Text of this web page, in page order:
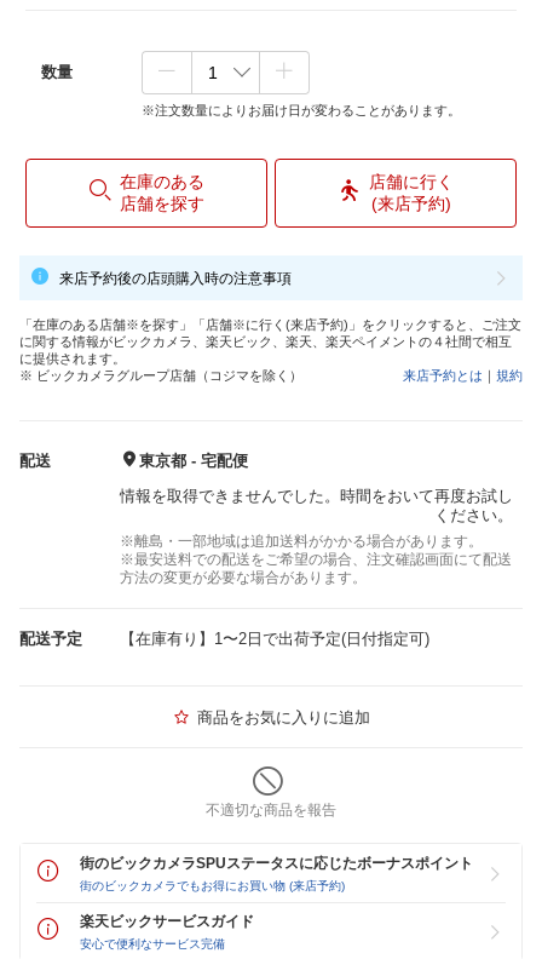
数量
※注文数量によりお届け日が変わることがあります。
在庫のある
店舗を探す
店舗に行く
(来店予約)
来店予約後の店頭購入時の注意事項
「在庫のある店舗※を探す」「店舗※に行く(来店予約)」をクリックすると、ご注文
に関する情報がビックカメラ、楽天ビック、楽天、楽天ペイメントの４社間で相互
に提供されます。
※ ビックカメラグループ店舗（コジマを除く）
来店予約とは 規約
配送
東京都 - 宅配便
情報を取得できませんでした。時間をおいて再度お試し
ください。
※離島・一部地域は追加送料がかかる場合があります。
※最安送料での配送をご希望の場合、注文確認画面にて配送
方法の変更が必要な場合があります。
配送予定 【在庫有り】1〜2日で出荷予定(日付指定可)
商品をお気に入りに追加
不適切な商品を報告
街のビックカメラSPUステータスに応じたボーナスポイント
街のビックカメラでもお得にお買い物 (来店予約)
楽天ビックサービスガイド
安心で便利なサービス完備